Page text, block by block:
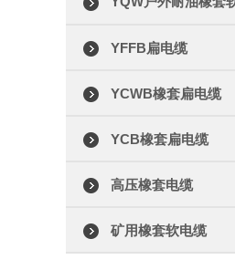
YFFB扁电缆
YCWB橡套扁电缆
YCB橡套扁电缆
高压橡套电缆
矿用橡套软电缆